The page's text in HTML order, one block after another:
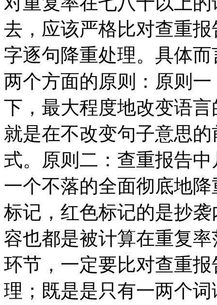
去，应该严格比对查重
字逐句降重处理。具体
两个方面的原则：原则
下，最大程度地改变语
就是在不改变句子意思
式。原则二：查重报告
一个不落的全面彻底地
标记，红色标记的是抄
容也都是被计算在重复
环节，一定要比对查重
理；既是是只有一两个